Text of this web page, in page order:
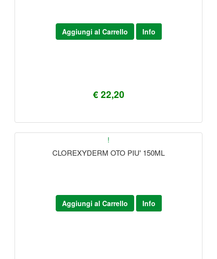
€ 22,20
Aggiungi al Carrello Info
!
CLOREXYDERM OTO PIU' 150ML
Aggiungi al Carrello Info